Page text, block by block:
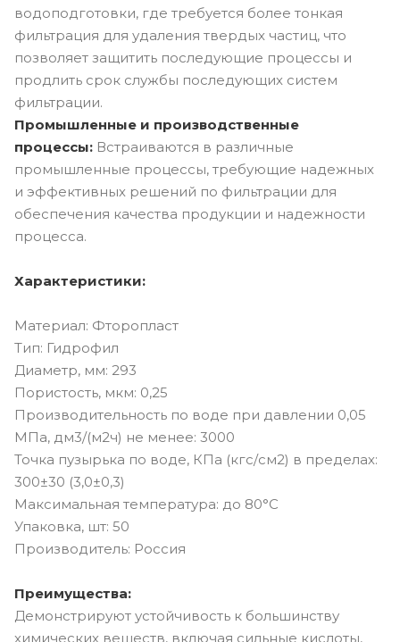
водоподготовки, где требуется более тонкая
фильтрация для удаления твердых частиц, что
позволяет защитить последующие процессы и
продлить срок службы последующих систем
фильтрации.
Промышленные и производственные
процессы: Встраиваются в различные
промышленные процессы, требующие надежных
и эффективных решений по фильтрации для
обеспечения качества продукции и надежности
процесса.
Характеристики:
Материал: Фторопласт
Тип: Гидрофил
Диаметр, мм: 293
Пористость, мкм: 0,25
Производительность по воде при давлении 0,05
МПа, дм3/(м2ч) не менее: 3000
Точка пузырька по воде, КПа (кгс/см2) в пределах:
300±30 (3,0±0,3)
Максимальная температура: до 80°C
Упаковка, шт: 50
Производитель: Россия
Преимущества:
Демонстрируют устойчивость к большинству
химических веществ, включая сильные кислоты,